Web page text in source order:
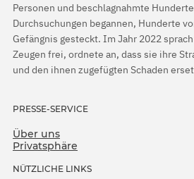
Personen und beschlagnahmte
Durchsuchungen begannen, Hunderte
Gefängnis gesteckt. Im Jahr 2022 sprach
Zeugen frei, ordnete an, dass sie ihre
und den ihnen zugefügten Schaden
PRESSE-SERVICE
Über uns
Privatsphäre
NÜTZLICHE LINKS